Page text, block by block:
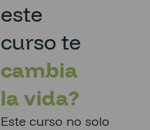
este
curso te
cambia
la vida?
Este curso no solo